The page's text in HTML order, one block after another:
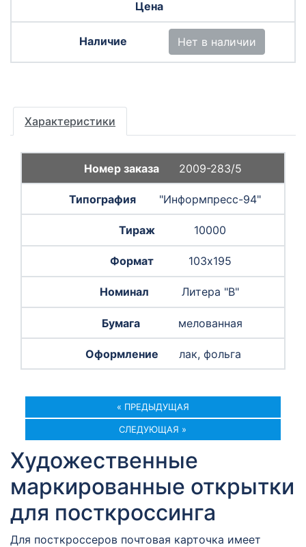
Нет в наличии
Характеристики
2009-283/5
"Информпресс-94"
10000
103х195
Литера "В"
мелованная
лак, фольга
« ПРЕДЫДУЩАЯ
СЛЕДУЮЩАЯ »
Художественные
маркированные открытки
для посткроссинга
Для посткроссеров почтовая карточка имеет